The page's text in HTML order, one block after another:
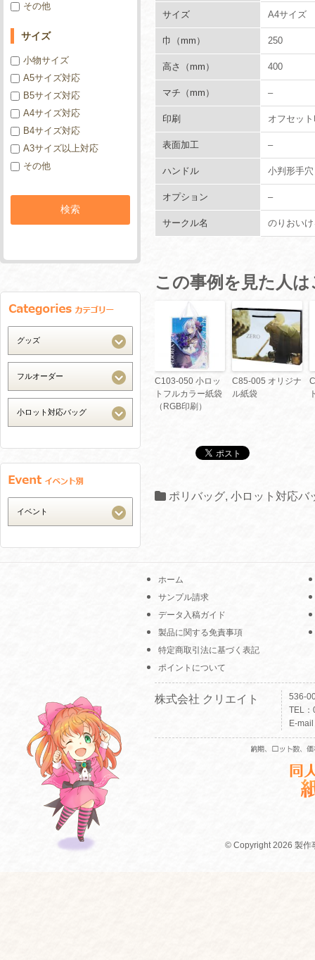
サイズ A4サイズ
巾（mm） 250
高さ（mm） 400
マチ（mm） –
印刷 オフセッ
表面加工 –
ハンドル 小判形手穴
オプション –
サークル名 のりおい
この事例を見た人
C103-050 小ロッ
トフルカラー紙袋
（RGB印刷）
C85-005 オリジナ
ル紙袋
ポリバッグ, 小ロット対応バ
その他
サイズ
小物サイズ
A5サイズ対応
B5サイズ対応
A4サイズ対応
B4サイズ対応
A3サイズ以上対応
その他
ホーム
サンプル請求
データ入稿ガイド
製品に関する免責事項
特定商取引法に基づく表記
ポイントについて
株式会社 クリエイト
536-
TEL
E-
© Copyright 2026 製作